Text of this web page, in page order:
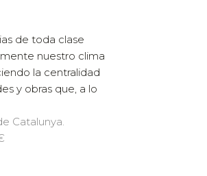
de toda clase
nuestro clima
la centralidad
y obras que, a lo
Catalunya.